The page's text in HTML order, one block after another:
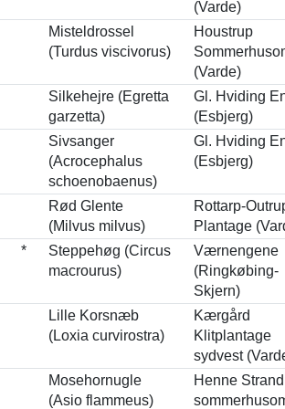
(Varde)
Misteldrossel
(Turdus viscivorus)
Houstrup
(Varde)
Silkehejre (Egretta
garzetta)
Gl. Hviding
(Esbjerg)
Sivsanger
(Acrocephalus
schoenobaenus)
Gl. Hviding
(Esbjerg)
Rød Glente
(Milvus milvus)
Rottarp-
Plantage
*
Steppehøg (Circus
macrourus)
Værnengene
(Ringkøbing-
Skjern)
Lille Korsnæb
(Loxia curvirostra)
Kærgård
Klitplantage
sydvest
Mosehornugle
(Asio flammeus)
Henne Strand